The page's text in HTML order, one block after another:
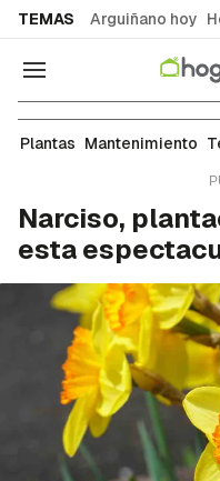
TEMAS Arguiñano hoy
Navegación
Plantas
Plantas Mantenimiento
Narciso,
esta